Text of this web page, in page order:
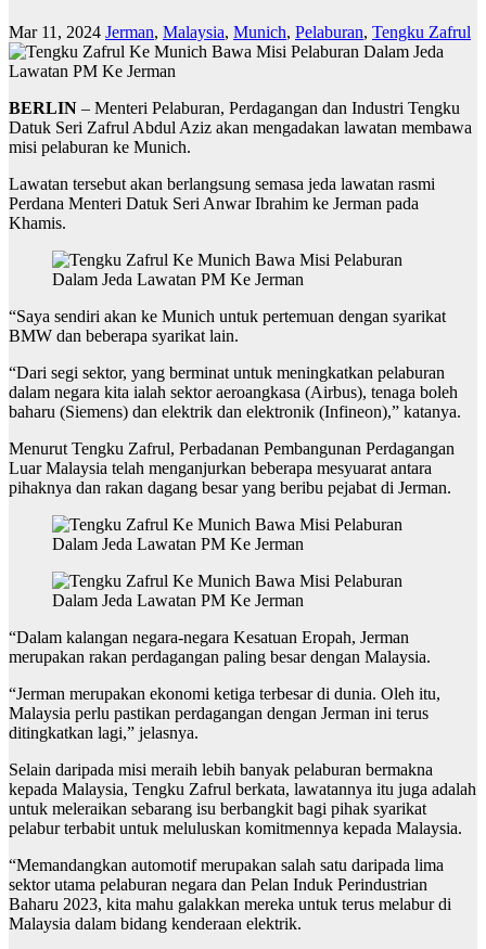
Mar 11, 2024 Jerman, Malaysia, Munich, Pelaburan, Tengku Zafrul
BERLIN – Menteri Pelaburan, Perdagangan dan Industri Tengku
Datuk Seri Zafrul Abdul Aziz akan mengadakan lawatan membawa
misi pelaburan ke Munich.
Lawatan tersebut akan berlangsung semasa jeda lawatan rasmi
Perdana Menteri Datuk Seri Anwar Ibrahim ke Jerman pada
Khamis.
“Saya sendiri akan ke Munich untuk pertemuan dengan syarikat
BMW dan beberapa syarikat lain.
“Dari segi sektor, yang berminat untuk meningkatkan pelaburan
dalam negara kita ialah sektor aeroangkasa (Airbus), tenaga boleh
baharu (Siemens) dan elektrik dan elektronik (Infineon),” katanya.
Menurut Tengku Zafrul, Perbadanan Pembangunan Perdagangan
Luar Malaysia telah menganjurkan beberapa mesyuarat antara
pihaknya dan rakan dagang besar yang beribu pejabat di Jerman.
“Dalam kalangan negara-negara Kesatuan Eropah, Jerman
merupakan rakan perdagangan paling besar dengan Malaysia.
“Jerman merupakan ekonomi ketiga terbesar di dunia. Oleh itu,
Malaysia perlu pastikan perdagangan dengan Jerman ini terus
ditingkatkan lagi,” jelasnya.
Selain daripada misi meraih lebih banyak pelaburan bermakna
kepada Malaysia, Tengku Zafrul berkata, lawatannya itu juga adalah
untuk meleraikan sebarang isu berbangkit bagi pihak syarikat
pelabur terbabit untuk meluluskan komitmennya kepada Malaysia.
“Memandangkan automotif merupakan salah satu daripada lima
sektor utama pelaburan negara dan Pelan Induk Perindustrian
Baharu 2023, kita mahu galakkan mereka untuk terus melabur di
Malaysia dalam bidang kenderaan elektrik.